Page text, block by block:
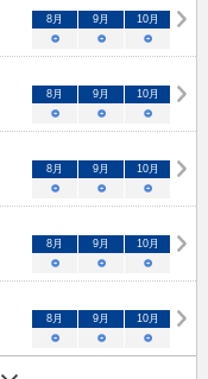
8月 9月 10月
○ ○ ○
8月 9月 10月
○ ○ ○
8月 9月 10月
○ ○ ○
8月 9月 10月
○ ○ ○
8月 9月 10月
○ ○ ○